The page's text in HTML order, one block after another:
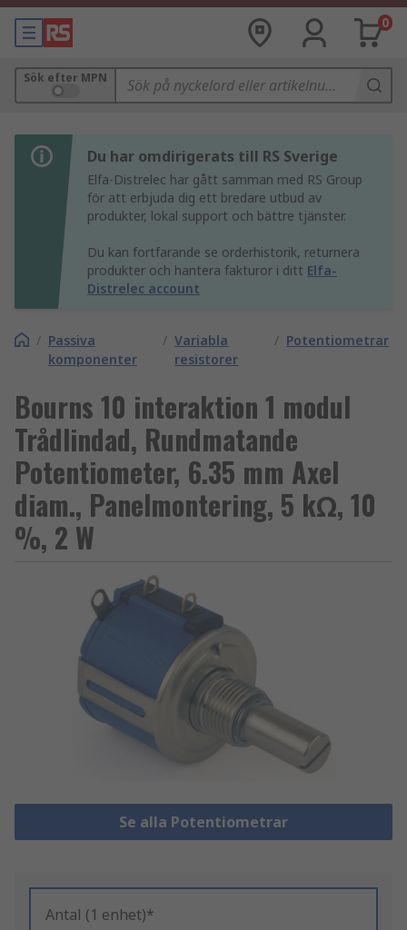
0
Sök efter MPN
Du har omdirigerats till RS Sverige
Elfa-Distrelec har gått samman med RS Group
för att erbjuda dig ett bredare utbud av
produkter, lokal support och bättre tjänster.
Du kan fortfarande se orderhistorik, returnera
produkter och hantera fakturor i ditt Elfa-
Distrelec account
/ Passiva
komponenter
/ Variabla
resistorer
/ Potentiometrar
Bourns 10 interaktion 1 modul
Trådlindad, Rundmatande
Potentiometer, 6.35 mm Axel
diam., Panelmontering, 5 kΩ, 10
%, 2 W
Se alla Potentiometrar
Antal (1 enhet)*